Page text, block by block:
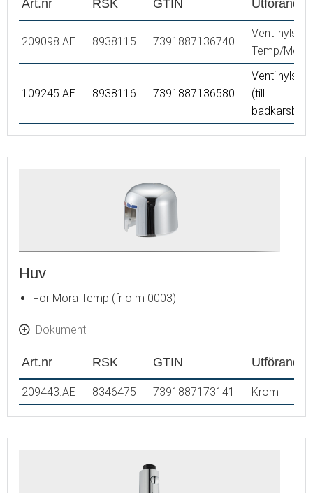
Art.nr RSK GTIN Utförande
209098.AE 8938115 7391887136740
Ventilhylsa,
Temp/Mega
109245.AE 8938116 7391887136580
Ventilhylsa
(till
Huv
För Mora Temp (fr o m 0003)
Dokument
Art.nr RSK GTIN Utförande
209443.AE 8346475 7391887173141 Krom